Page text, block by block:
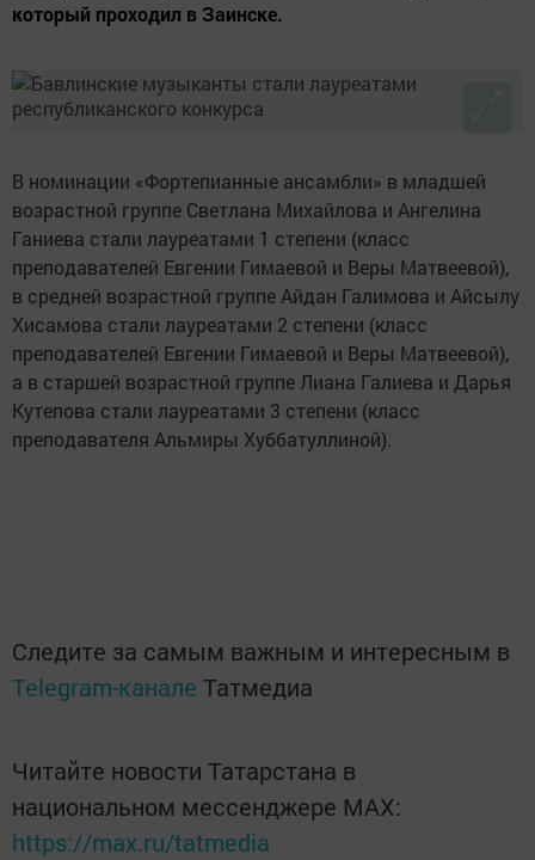
который проходил в Заинске.
В номинации «Фортепианные ансамбли» в младшей
возрастной группе Светлана Михайлова и Ангелина
Ганиева стали лауреатами 1 степени (класс
преподавателей Евгении Гимаевой и Веры Матвеевой),
в средней возрастной группе Айдан Галимова и Айсылу
Хисамова стали лауреатами 2 степени (класс
преподавателей Евгении Гимаевой и Веры Матвеевой),
а в старшей возрастной группе Лиана Галиева и Дарья
Кутепова стали лауреатами 3 степени (класс
преподавателя Альмиры Хуббатуллиной).
Следите за самым важным и интересным в
Telegram-канале Татмедиа
Читайте новости Татарстана в
национальном мессенджере MАХ:
https://max.ru/tatmedia